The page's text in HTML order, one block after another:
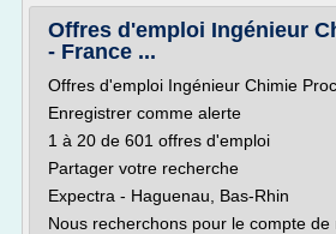
Offres d'emploi Ingénieur
- France ...
Offres d'emploi Ingénieur Chimie
Enregistrer comme alerte
1 à 20 de 601 offres d'emploi
Partager votre recherche
Expectra - Haguenau, Bas-Rhin
Nous recherchons pour le compte de